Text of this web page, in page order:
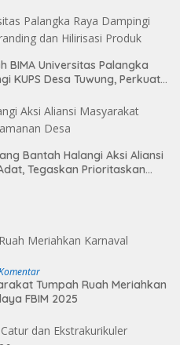
BIMA Universitas Palangka
KUPS Desa Tuwung, Perkuat
Bantah Halangi Aksi Aliansi
Tegaskan Prioritaskan
Tumpah Ruah Meriahkan
FBIM 2025